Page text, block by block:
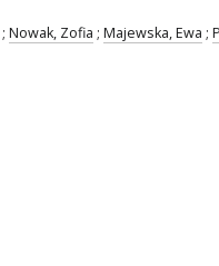
; Nowak, Zofia ; Majewska, Ewa ;